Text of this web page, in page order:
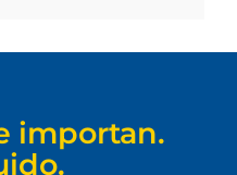
importan.